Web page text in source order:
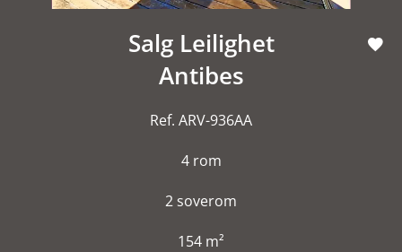
Salg Leilighet
Antibes
Ref. ARV-936AA
4 rom
2 soverom
154 m²